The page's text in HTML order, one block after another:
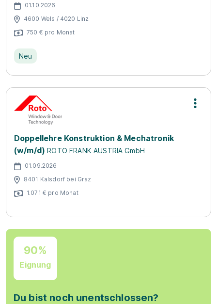
01.10.2026
4600 Wels / 4020 Linz
750 € pro Monat
Neu
Doppellehre Konstruktion & Mechatronik
(w/m/d) ROTO FRANK AUSTRIA GmbH
01.09.2026
8401 Kalsdorf bei Graz
1.071 € pro Monat
90%
Eignung
Du bist noch unentschlossen?